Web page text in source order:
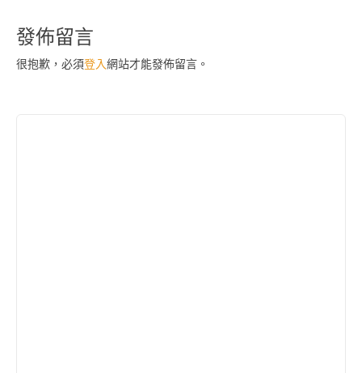
導
覽
發佈留言
很抱歉，必須登入網站才能發佈留言。